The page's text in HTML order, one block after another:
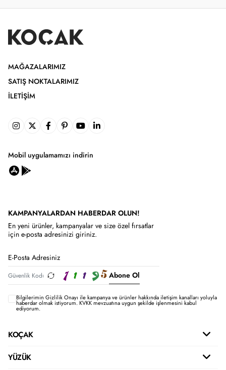
MAĞAZALARIMIZ
SATIŞ NOKTALARIMIZ
İLETIŞIM
Mobil uygulamamızı indirin
KAMPANYALARDAN HABERDAR OLUN!
En yeni ürünler, kampanyalar ve size özel fırsatlar
için e-posta adresinizi giriniz.
Abone Ol
Bilgilerimin Gizlilik Onayı ile kampanya ve ürünler hakkında iletişim kanalları yoluyla
haberdar olmak istiyorum.KVKK mevzuatına uygun şekilde işlenmesini kabul
ediyorum.
KOÇAK
YÜZÜK